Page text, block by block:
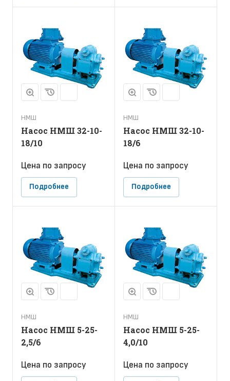
НМШ
Насос НМШ 32-10-
18/10
Цена по запросу
Подробнее
НМШ
Насос НМШ 32-10-
18/6
Цена по запросу
Подробнее
НМШ
Насос НМШ 5-25-
2,5/6
Цена по запросу
НМШ
Насос НМШ 5-25-
4,0/10
Цена по запросу